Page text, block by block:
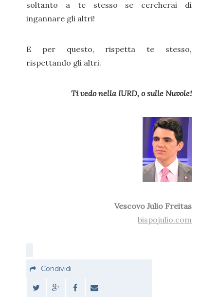
soltanto a te stesso se cercherai di
ingannare gli altri!
E per questo, rispetta te stesso,
rispettando gli altri.
Ti vedo nella IURD, o sulle Nuvole!
Vescovo Julio Freitas
bispojulio.com
Condividi